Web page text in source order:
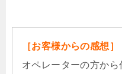
［お客様からの感想］
オペレーターの方か